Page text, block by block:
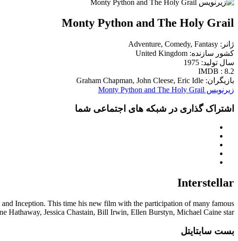
Monty Python and The Holy Grail
ژانر: Adventure, Comedy, Fantasy
کشور سازنده: United Kingdom
سال تولید: 1975
IMDB : 8.2
بازیگران: Graham Chapman, John Cleese, Eric Idle
زیرنویس Monty Python and The Holy Grail
اشتراک گذاری در شبکه های اجتماعی شما
Interstellar
Inception. This time his new film with the participation of many famous
Hathaway, Jessica Chastain, Bill Irwin, Ellen Burstyn, Michael Caine star...
بست سابتایتل